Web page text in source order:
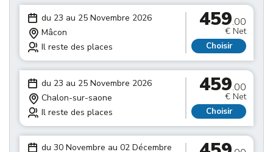
du 23 au 25 Novembre 2026
Mâcon
Il reste des places
459.00
€ Net
Choisir
du 23 au 25 Novembre 2026
Chalon-sur-saone
Il reste des places
459.00
€ Net
Choisir
du 30 Novembre au 02 Décembre